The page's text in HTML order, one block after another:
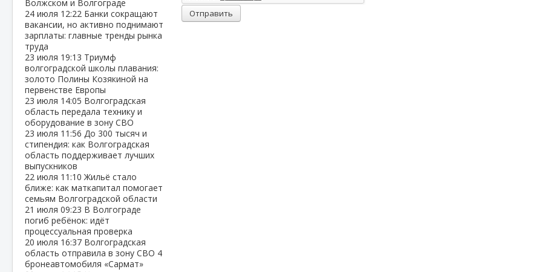
Волжском и Волгограде
24 июля 12:22 Банки сокращают
вакансии, но активно поднимают
зарплаты: главные тренды рынка
труда
23 июля 19:13 Триумф
волгоградской школы плавания:
золото Полины Козякиной на
первенстве Европы
23 июля 14:05 Волгоградская
область передала технику и
оборудование в зону СВО
23 июля 11:56 До 300 тысяч и
стипендия: как Волгоградская
область поддерживает лучших
выпускников
22 июля 11:10Жильё стало
ближе: как маткапитал помогает
семьям Волгоградской области
21 июля 09:23 В Волгограде
погиб ребёнок: идёт
процессуальная проверка
20 июля 16:37 Волгоградская
область отправила в зону СВО 4
бронеавтомобиля «Сармат»
Отправить